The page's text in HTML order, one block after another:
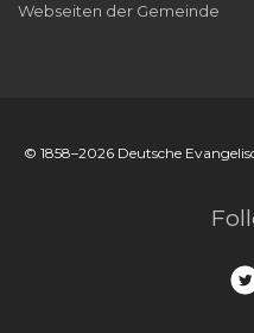
Webseiten der Gemeinde
© 1858–2026 Deutsche